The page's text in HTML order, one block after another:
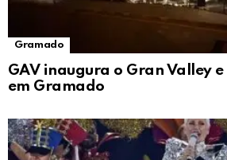
Gramado
GAV inaugura o Gran Valley
em Gramado